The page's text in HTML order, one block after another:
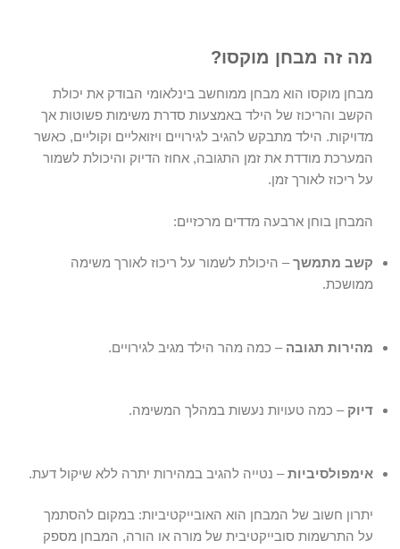
מה זה מבחן מוקסו?
מבחן מוקסו הוא מבחן ממוחשב בינלאומי הבודק את יכולת
הקשב והריכוז של הילד באמצעות סדרת משימות פשוטות אך
מדויקות. הילד מתבקש להגיב לגירויים ויזואליים וקוליים, כאשר
המערכת מודדת את זמן התגובה, אחוז הדיוק והיכולת לשמור
על ריכוז לאורך זמן.
המבחן בוחן ארבעה מדדים מרכזיים:
קשב מתמשך– היכולת לשמור על ריכוז לאורך משימה
ממושכת.
מהירות תגובה – כמה מהר הילד מגיב לגירויים.
דיוק – כמה טעויות נעשות במהלך המשימה.
אימפולסיביות– נטייה להגיב במהירות יתרה ללא שיקול דעת.
יתרון חשוב של המבחן הוא האובייקטיביות: במקום להסתמך
על התרשמות סובייקטיבית של מורה או הורה, המבחן מספק